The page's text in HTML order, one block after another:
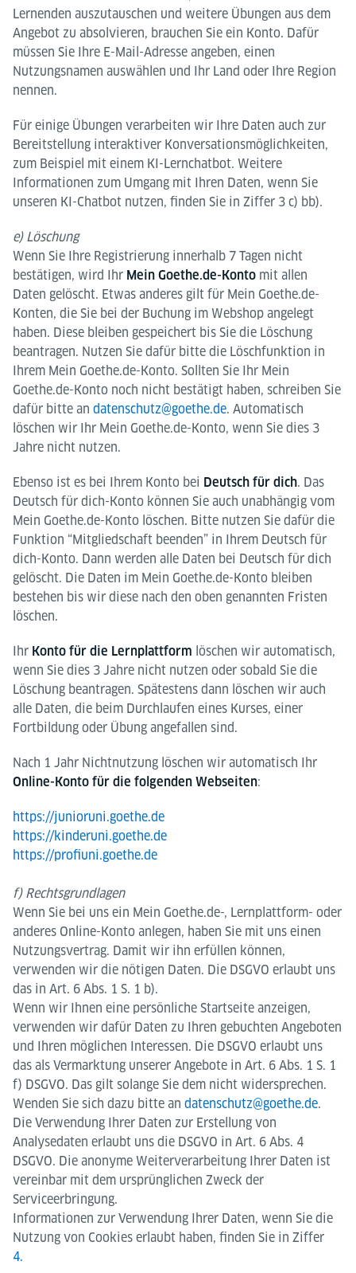
Lernenden auszutauschen und weitere Übungen aus dem
Angebot zu absolvieren, brauchen Sie ein Konto. Dafür
müssen Sie Ihre E-Mail-Adresse angeben, einen
Nutzungsnamen auswählen und Ihr Land oder Ihre Region
nennen.
Für einige Übungen verarbeiten wir Ihre Daten auch zur
Bereitstellung interaktiver Konversationsmöglichkeiten,
zum Beispiel mit einem KI-Lernchatbot. Weitere
Informationen zum Umgang mit Ihren Daten, wenn Sie
unseren KI-Chatbot nutzen, finden Sie in Ziffer 3 c) bb).
e) Löschung
Wenn Sie Ihre Registrierung innerhalb 7 Tagen nicht
bestätigen, wird Ihr Mein Goethe.de-Konto mit allen
Daten gelöscht. Etwas anderes gilt für Mein Goethe.de-
Konten, die Sie bei der Buchung im Webshop angelegt
haben. Diese bleiben gespeichert bis Sie die Löschung
beantragen. Nutzen Sie dafür bitte die Löschfunktion in
Ihrem Mein Goethe.de-Konto. Sollten Sie Ihr Mein
Goethe.de-Konto noch nicht bestätigt haben, schreiben Sie
dafür bitte an datenschutz@goethe.de. Automatisch
löschen wir Ihr Mein Goethe.de-Konto, wenn Sie dies 3
Jahre nicht nutzen.
Ebenso ist es bei Ihrem Konto bei Deutsch für dich. Das
Deutsch für dich-Konto können Sie auch unabhängig vom
Mein Goethe.de-Konto löschen. Bitte nutzen Sie dafür die
Funktion “Mitgliedschaft beenden” in Ihrem Deutsch für
dich-Konto. Dann werden alle Daten bei Deutsch für dich
gelöscht. Die Daten im Mein Goethe.de-Konto bleiben
bestehen bis wir diese nach den oben genannten Fristen
löschen.
Ihr Konto für die Lernplattform löschen wir automatisch,
wenn Sie dies 3 Jahre nicht nutzen oder sobald Sie die
Löschung beantragen. Spätestens dann löschen wir auch
alle Daten, die beim Durchlaufen eines Kurses, einer
Fortbildung oder Übung angefallen sind.
Nach 1 Jahr Nichtnutzung löschen wir automatisch Ihr
Online-Konto für die folgenden Webseiten:
https://junioruni.goethe.de
https://kinderuni.goethe.de
https://profiuni.goethe.de
f) Rechtsgrundlagen
Wenn Sie bei uns ein Mein Goethe.de-, Lernplattform- oder
anderes Online-Konto anlegen, haben Sie mit uns einen
Nutzungsvertrag. Damit wir ihn erfüllen können,
verwenden wir die nötigen Daten. Die DSGVO erlaubt uns
das in Art. 6 Abs. 1 S. 1 b).
Wenn wir Ihnen eine persönliche Startseite anzeigen,
verwenden wir dafür Daten zu Ihren gebuchten Angeboten
und Ihren möglichen Interessen. Die DSGVO erlaubt uns
das als Vermarktung unserer Angebote in Art. 6 Abs. 1 S. 1
f) DSGVO. Das gilt solange Sie dem nicht widersprechen.
Wenden Sie sich dazu bitte an datenschutz@goethe.de.
Die Verwendung Ihrer Daten zur Erstellung von
Analysedaten erlaubt uns die DSGVO in Art. 6 Abs. 4
DSGVO. Die anonyme Weiterverarbeitung Ihrer Daten ist
vereinbar mit dem ursprünglichen Zweck der
Serviceerbringung.
Informationen zur Verwendung Ihrer Daten, wenn Sie die
Nutzung von Cookies erlaubt haben, finden Sie in Ziffer
4.